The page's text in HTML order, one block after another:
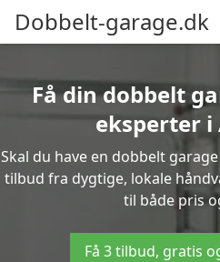
Dobbelt-garage.dk
Få din dobbelt
eksperter
Skal du have en dobbelt
tilbud fra dygtige, lokale
til både pris
Få 3 tilbud, gratis